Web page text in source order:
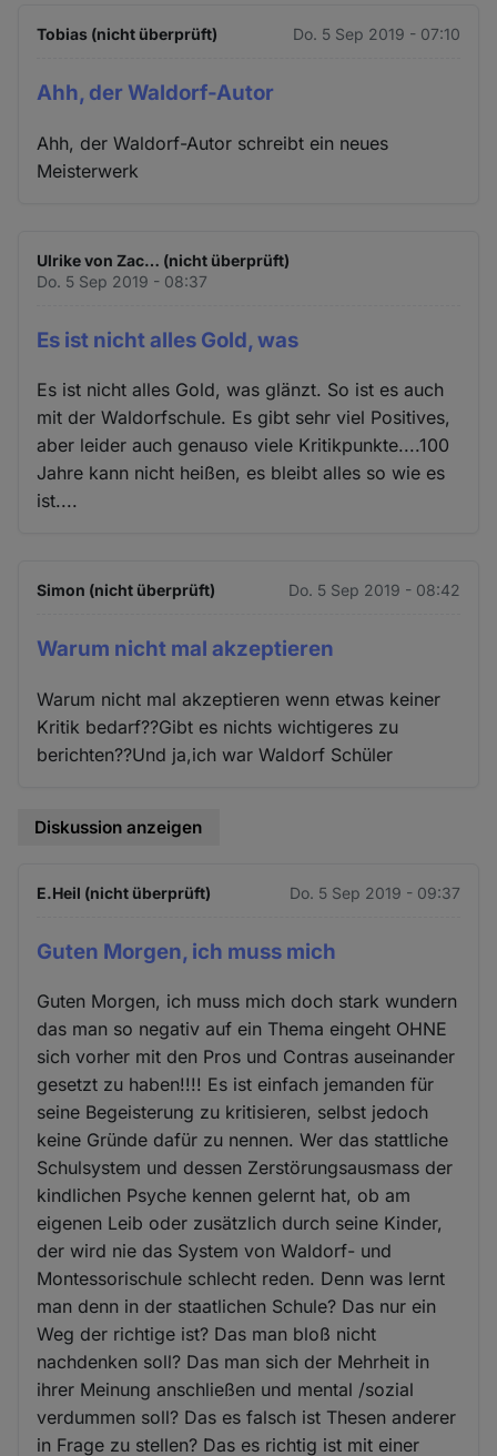
Tobias (nicht überprüft) Do. 5 Sep 2019 - 07:10
Ahh, der Waldorf-Autor
Ahh, der Waldorf-Autor schreibt ein neues
Meisterwerk
Ulrike von Zac… (nicht überprüft)
Do. 5 Sep 2019 - 08:37
Es ist nicht alles Gold, was
Es ist nicht alles Gold, was glänzt. So ist es auch
mit der Waldorfschule. Es gibt sehr viel Positives,
aber leider auch genauso viele Kritikpunkte....100
Jahre kann nicht heißen, es bleibt alles so wie es
ist....
Simon (nicht überprüft) Do. 5 Sep 2019 - 08:42
Warum nicht mal akzeptieren
Warum nicht mal akzeptieren wenn etwas keiner
Kritik bedarf??Gibt es nichts wichtigeres zu
berichten??Und ja,ich war Waldorf Schüler
Diskussion anzeigen
E.Heil (nicht überprüft) Do. 5 Sep 2019 - 09:37
Guten Morgen, ich muss mich
Guten Morgen, ich muss mich doch stark wundern
das man so negativ auf ein Thema eingeht OHNE
sich vorher mit den Pros und Contras auseinander
gesetzt zu haben!!!! Es ist einfach jemanden für
seine Begeisterung zu kritisieren, selbst jedoch
keine Gründe dafür zu nennen. Wer das stattliche
Schulsystem und dessen Zerstörungsausmass der
kindlichen Psyche kennen gelernt hat, ob am
eigenen Leib oder zusätzlich durch seine Kinder,
der wird nie das System von Waldorf- und
Montessorischule schlecht reden. Denn was lernt
man denn in der staatlichen Schule? Das nur ein
Weg der richtige ist? Das man bloß nicht
nachdenken soll? Das man sich der Mehrheit in
ihrer Meinung anschließen und mental /sozial
verdummen soll? Das es falsch ist Thesen anderer
in Frage zu stellen? Das es richtig ist mit einer